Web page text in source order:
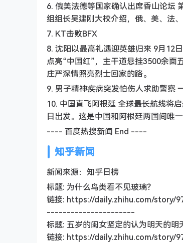
6. 俄美法德等国家确认出席香山论坛
组组长吴建刚大校介绍，俄、美、法
7. KT击败BFX
8. 沈阳以最高礼遇迎英雄归来 9月12
点亮“中国红”，主干道悬挂3500余面
庄严深情照亮烈士回家的路。
9. 男子精神疾病突发怕伤人求助警察
10. 中国直飞阿根廷 全球最长航线将
日出发。这是中国和阿根廷两国间唯
---- 百度热搜新闻 End ----
知乎新闻
新闻来源：知乎日榜
标题: 为什么鸟类看不见玻璃？
链接: https://daily.zhihu.com/story/
----------------------
标题: 五岁的闺女坚定的认为明天的明
链接: https://daily.zhihu.com/story/